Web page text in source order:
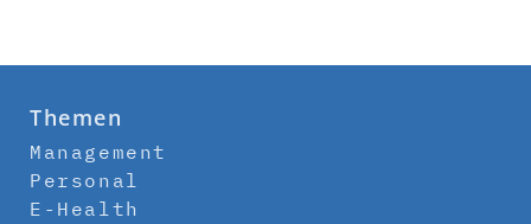
Themen
Management
Personal
E-Health